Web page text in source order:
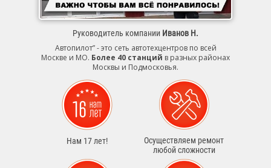
Руководитель компании Иванов Н.
Автопилот” - это сеть автотехцентров по всей
Москве и МО. Более 40 станций в разных районах
Москвы и Подмосковья.
Нам 17 лет!
Осуществляем ремонт
любой сложности